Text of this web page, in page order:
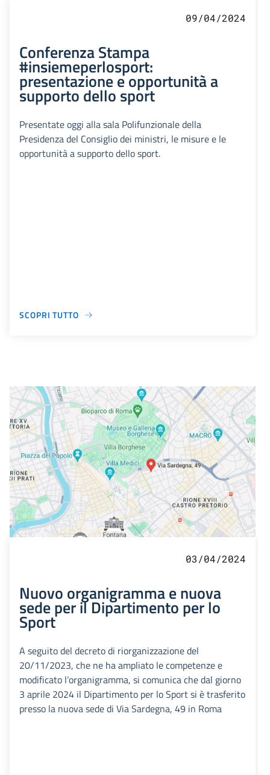
09/04/2024
Conferenza Stampa
#insiemeperlosport:
presentazione e opportunità a
supporto dello sport
Presentate oggi alla sala Polifunzionale della
Presidenza del Consiglio dei ministri, le misure e le
opportunità a supporto dello sport.
SCOPRI TUTTO
03/04/2024
Nuovo organigramma e nuova
sede per il Dipartimento per lo
Sport
A seguito del decreto di riorganizzazione del
20/11/2023, che ne ha ampliato le competenze e
modificato l’organigramma, si comunica che dal giorno
3 aprile 2024 il Dipartimento per lo Sport si è trasferito
presso la nuova sede di Via Sardegna, 49 in Roma